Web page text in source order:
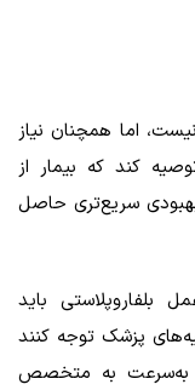
اما همچنان نیاز
کند که بیمار از
سریع‌تری حاصل
بلفاروپلاستی باید
پزشک توجه کنند
به‌سرعت به متخصص